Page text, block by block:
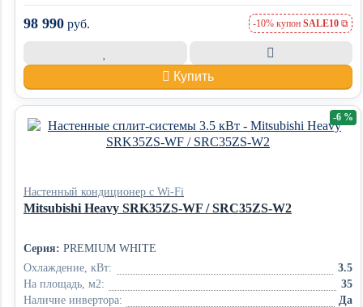
98 990 руб. -10% купон SALE10
Купить
Настенный кондиционер с Wi-Fi
Mitsubishi Heavy SRK35ZS-WF / SRC35ZS-W2
Серия: PREMIUM WHITE
Охлаждение, кВт:
3.5
На площадь, м2:
35
Наличие инвертора:
Да
-6 %